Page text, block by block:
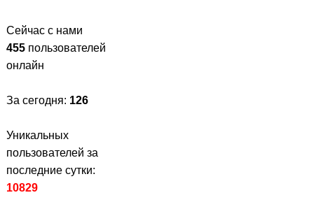
Сейчас с нами
455 пользователей
онлайн
За сегодня: 126
Уникальных
пользователей за
последние сутки:
10829